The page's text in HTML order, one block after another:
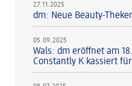
27.11.2025
dm: Neue Beauty-
05.09.2025
Wals: dm eröffnet am
Constantly K kassiert